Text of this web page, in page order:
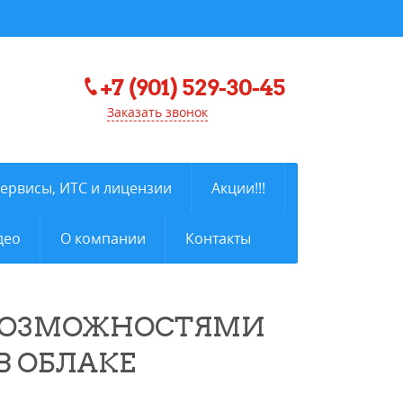
+7 (901) 529-30-45
Заказать звонок
ИТС и лицензии Акции!!!
О компании Контакты
ОБЛАКЕ